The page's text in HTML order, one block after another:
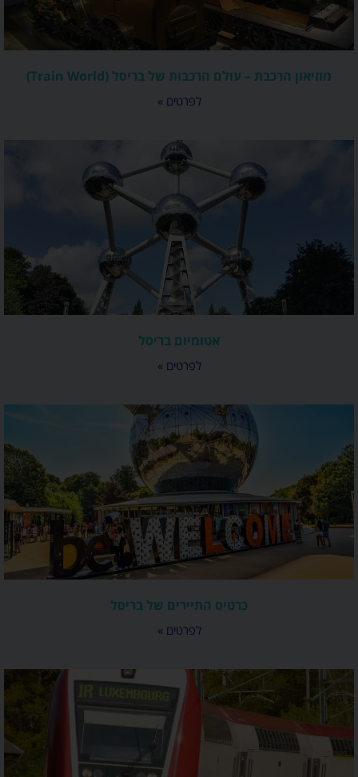
מוזיאון הרכבת – עולם הרכבות של בריסל (Train World)
לפרטים »
אטומיום בריסל
לפרטים »
כרטיס התיירים של בריסל
לפרטים »